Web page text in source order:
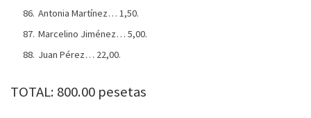
Antonia Martínez… 1,50.
Marcelino Jiménez… 5,00.
Juan Pérez… 22,00.
TOTAL: 800.00 pesetas